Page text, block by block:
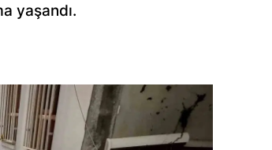
yaşandı.